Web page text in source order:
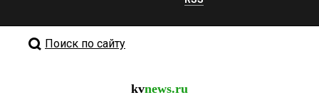
Поиск по сайту
kvnews.ru